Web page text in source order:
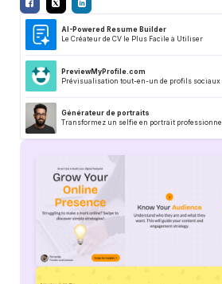
AI-Powered Resume Builder
Le Créateur de CV le Plus Facile à Utiliser
PreviewMyProfile.com
Prévisualisation tout-en-un de profils sociaux
Générateur de portraits
Transformez un selfie en portrait professionnel